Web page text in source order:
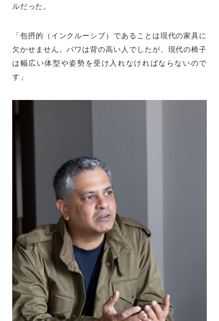
ルだった。
「包摂的（インクルーシブ）であることは現代の家具に
欠かせません。バワは背の高い人でしたが、現代の椅子
は幅広い体型や姿勢を受け入れなければならないので
す」